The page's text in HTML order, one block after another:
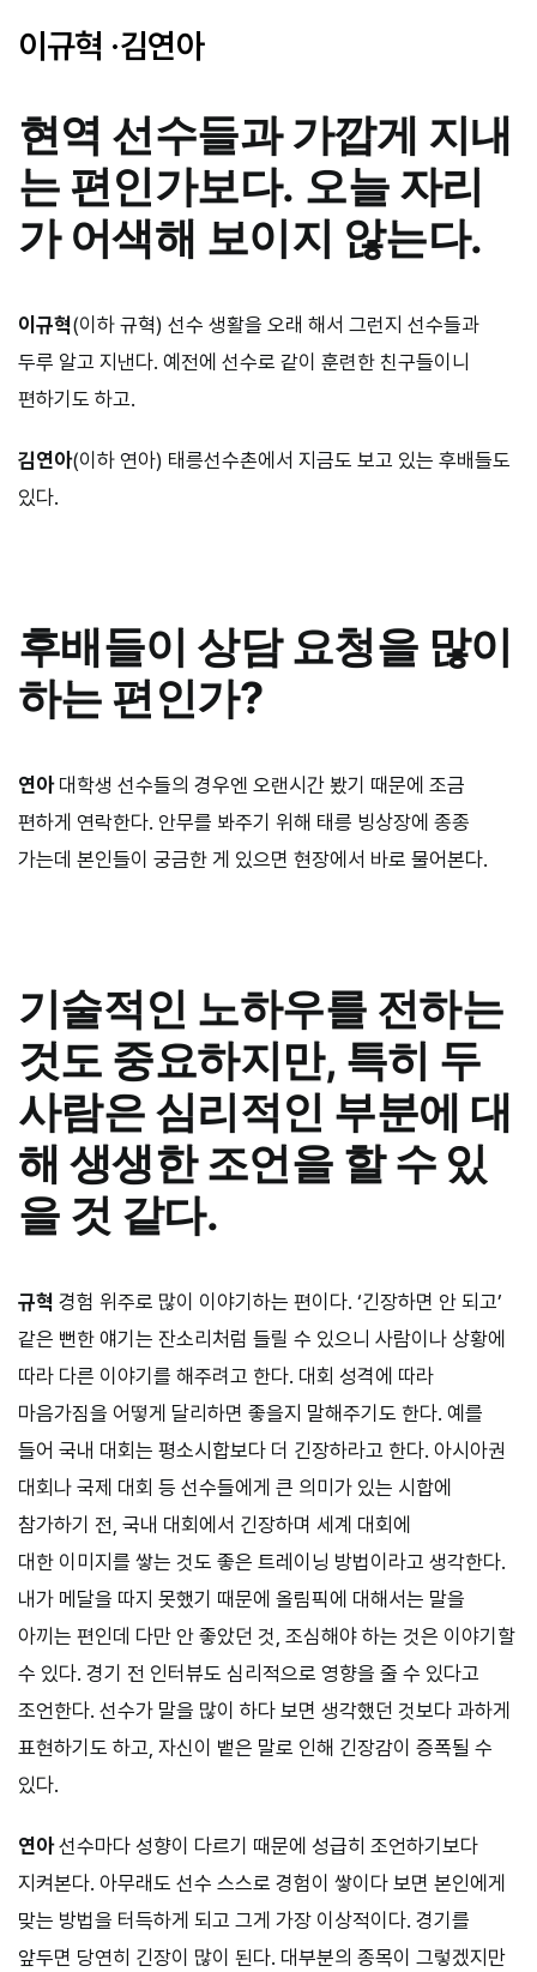
이규혁 ·김연아
현역 선수들과 가깝게 지내
는 편인가보다. 오늘 자리
가 어색해 보이지 않는다.
이규혁(이하 규혁) 선수 생활을 오래 해서 그런지 선수들과
두루 알고 지낸다. 예전에 선수로 같이 훈련한 친구들이니
편하기도 하고.
김연아(이하 연아) 태릉선수촌에서 지금도 보고 있는 후배들도
있다.
후배들이 상담 요청을 많이
하는 편인가?
연아대학생 선수들의 경우엔 오랜시간 봤기 때문에 조금
편하게 연락한다. 안무를 봐주기 위해 태릉 빙상장에 종종
가는데 본인들이 궁금한 게 있으면 현장에서 바로 물어본다.
기술적인 노하우를 전하는
것도 중요하지만, 특히 두
사람은 심리적인 부분에 대
해 생생한 조언을 할 수 있
을 것 같다.
규혁 경험 위주로 많이 이야기하는 편이다. ‘긴장하면 안 되고’
같은 뻔한 얘기는 잔소리처럼 들릴 수 있으니 사람이나 상황에
따라 다른 이야기를 해주려고 한다. 대회 성격에 따라
마음가짐을 어떻게 달리하면 좋을지 말해주기도 한다. 예를
들어 국내 대회는 평소시합보다 더 긴장하라고 한다. 아시아권
대회나 국제 대회 등 선수들에게 큰 의미가 있는 시합에
참가하기 전, 국내 대회에서 긴장하며 세계 대회에
대한 이미지를 쌓는 것도 좋은 트레이닝 방법이라고 생각한다.
내가 메달을 따지 못했기 때문에 올림픽에 대해서는 말을
아끼는 편인데 다만 안 좋았던 것, 조심해야 하는 것은 이야기할
수 있다. 경기 전 인터뷰도 심리적으로 영향을 줄 수 있다고
조언한다. 선수가 말을 많이 하다 보면 생각했던 것보다 과하게
표현하기도 하고, 자신이 뱉은 말로 인해 긴장감이 증폭될 수
있다.
연아선수마다 성향이 다르기 때문에 성급히 조언하기보다
지켜본다. 아무래도 선수 스스로 경험이 쌓이다 보면 본인에게
맞는 방법을 터득하게 되고 그게 가장 이상적이다. 경기를
앞두면 당연히 긴장이 많이 된다. 대부분의 종목이 그렇겠지만